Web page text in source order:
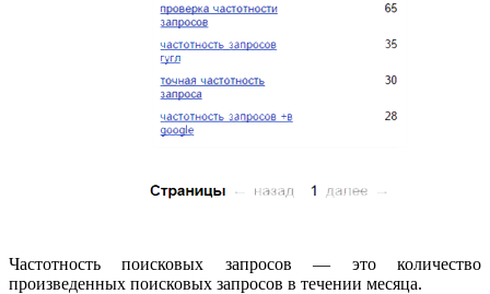
Частотность поисковых запросов — это количество
произведенных поисковых запросов в течении месяца.